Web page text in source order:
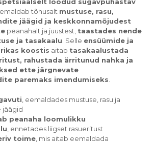
tõhusalt mustuse, rasu,
jäägid ja keskkonnamõjudest
peanahalt ja juustest, taastades nende
ja tasakaalu . Selle ensüümide ja
koostis aitab tasakaalustada
rahustada ärritunud nahka ja
ette järgnevate
paremaks imendumiseks
, eemaldades mustuse, rasu ja
jäägid
peanaha loomulikku
, ennetades liigset rasueritust
toime, mis aitab eemaldada